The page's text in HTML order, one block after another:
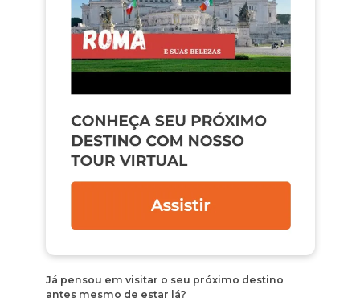
Já pensou em visitar o seu próximo destino
antes mesmo de estar lá?